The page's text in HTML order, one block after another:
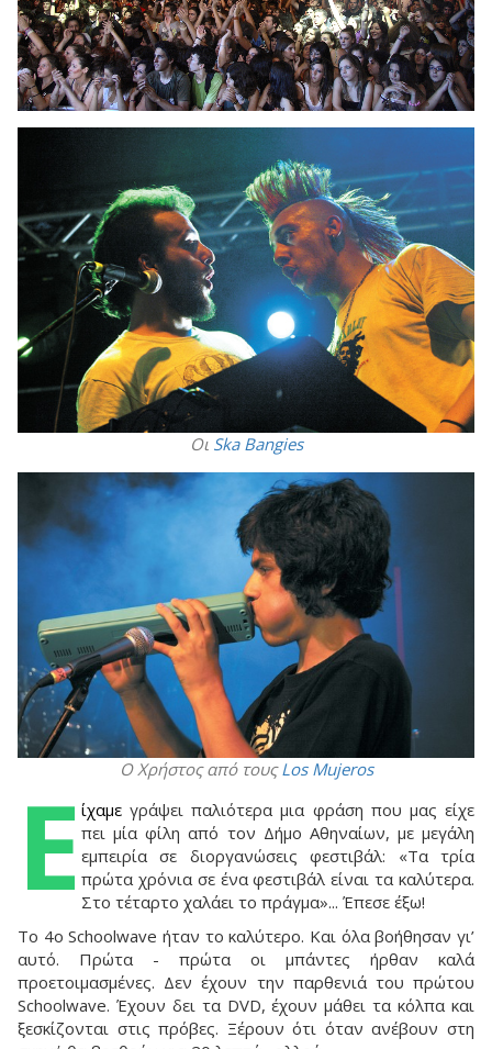
Οι Ska Bangies
Ο Χρήστος από τουςLos Mujeros
E ίχαμε γράψει παλιότερα μια φράση που μας είχε
πει μία φίλη από τον Δήμο Αθηναίων, με μεγάλη
εμπειρία σε διοργανώσεις φεστιβάλ: «Τα τρία
πρώτα χρόνια σε ένα φεστιβάλ είναι τα καλύτερα.
Στο τέταρτο χαλάει το πράγμα»... Έπεσε έξω!
Το 4ο Schoolwave ήταν το καλύτερο. Και όλα βοήθησαν γι’
αυτό. Πρώτα - πρώτα οι μπάντες ήρθαν καλά
προετοιμασμένες. Δεν έχουν την παρθενιά του πρώτου
Schoolwave. Έχουν δει τα DVD, έχουν μάθει τα κόλπα και
ξεσκίζονται στις πρόβες. Ξέρουν ότι όταν ανέβουν στη